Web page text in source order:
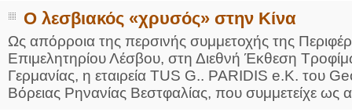
Ο λεσβιακός «χρυσός» στην Κίνα
Ως απόρροια της περσινής συμμετοχής της
Επιμελητηρίου Λέσβου, στη Διεθνή Έκθεση
Γερμανίας, η εταιρεία TUS G.. PARIDIS e.K. του
Βόρειας Ρηνανίας Βεστφαλίας, που συμμετείχε ως